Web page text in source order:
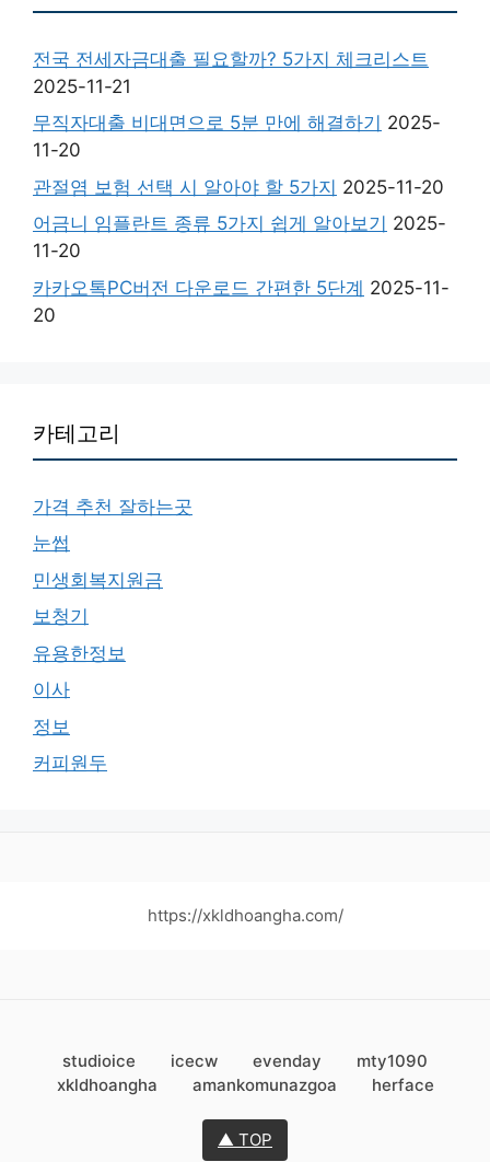
전국 전세자금대출 필요할까? 5가지 체크리스트
2025-11-21
무직자대출 비대면으로 5분 만에 해결하기 2025-
11-20
관절염 보험 선택 시 알아야 할 5가지 2025-11-20
어금니 임플란트 종류 5가지 쉽게 알아보기 2025-
11-20
카카오톡PC버전 다운로드 간편한 5단계 2025-11-
20
카테고리
가격 추천 잘하는곳
눈썹
민생회복지원금
보청기
유용한정보
이사
정보
커피원두
https://xkldhoangha.com/
studioice icecw evenday
mty1090
xkldhoangha
amankomunazgoa herface
▲ TOP